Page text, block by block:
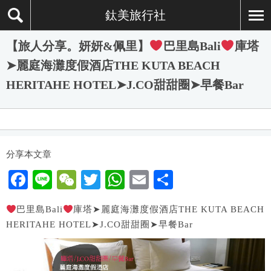
鈦美旅行社
【旅人分享。妍妍&佩里】 巴里島Bali
庫塔
➤麗庭海灘度假酒店THE KUTA BEACH
HERITAHE HOTEL➤J.CO甜甜圈➤早餐Bar
分享本文章
F
a
c
Li
e
W
e
C
h
at
T
wi
tt
er
W
h
at
s
A
E
m
ail
享
巴里島Bali
庫塔➤麗庭海灘度假酒店THE KUTA BEACH
HERITAHE HOTEL➤J.CO甜甜圈➤早餐Bar